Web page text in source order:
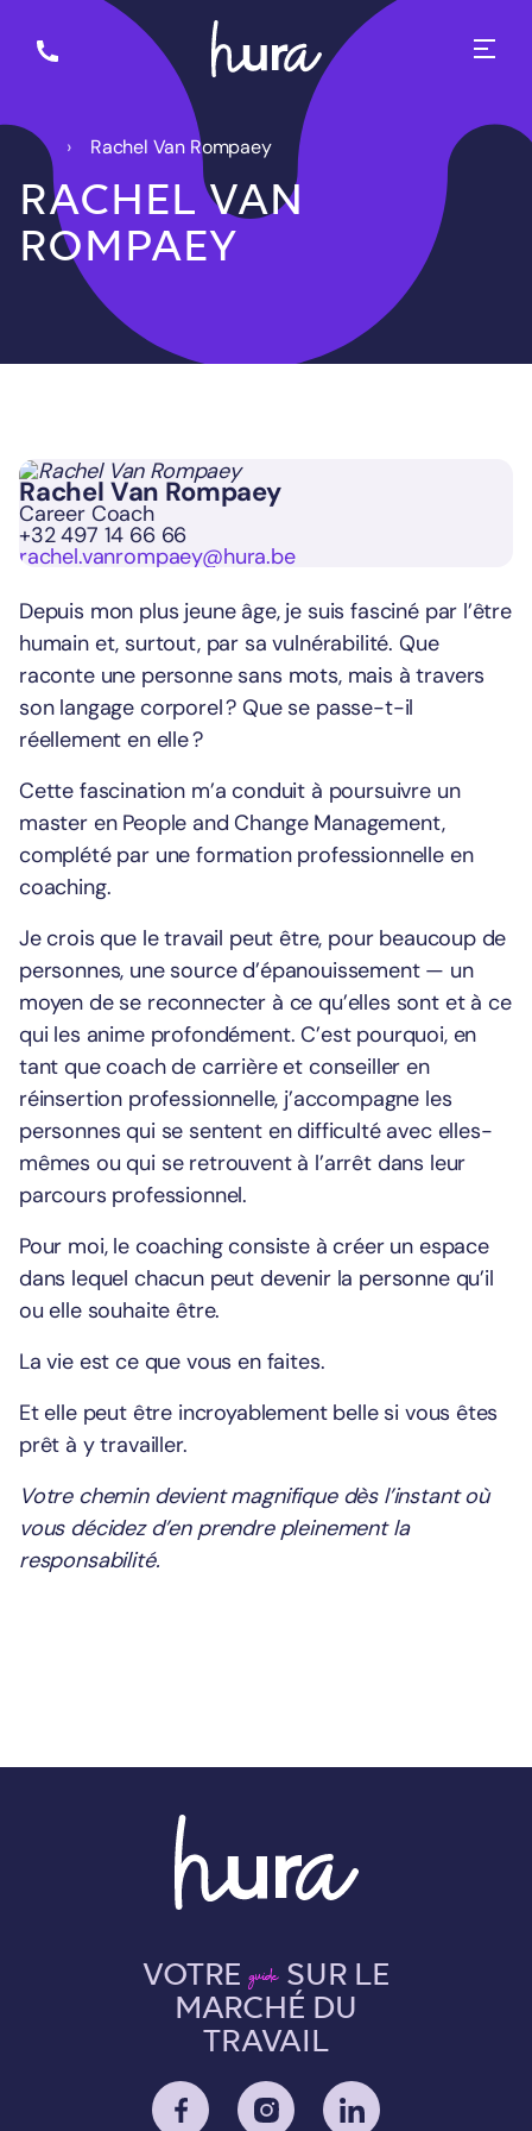
Rachel Van Rompaey
RACHEL VAN
ROMPAEY
Rachel Van Rompaey
Career Coach
+32 497 14 66 66
rachel.vanrompaey@hura.be
Depuis mon plus jeune âge, je suis fasciné par l’être
humain et, surtout, par sa vulnérabilité. Que
raconte une personne sans mots, mais à travers
son langage corporel ? Que se passe-t-il
réellement en elle ?
Cette fascination m’a conduit à poursuivre un
master en People and Change Management,
complété par une formation professionnelle en
coaching.
Je crois que le travail peut être, pour beaucoup de
personnes, une source d’épanouissement — un
moyen de se reconnecter à ce qu’elles sont et à ce
qui les anime profondément. C’est pourquoi, en
tant que coach de carrière et conseiller en
réinsertion professionnelle, j’accompagne les
personnes qui se sentent en difficulté avec elles-
mêmes ou qui se retrouvent à l’arrêt dans leur
parcours professionnel.
Pour moi, le coaching consiste à créer un espace
dans lequel chacun peut devenir la personne qu’il
ou elle souhaite être.
La vie est ce que vous en faites.
Et elle peut être incroyablement belle si vous êtes
prêt à y travailler.
Votre chemin devient magnifique dès l’instant où
vous décidez d’en prendre pleinement la
responsabilité.
VOTRE guide SUR LE
MARCHÉ DU
TRAVAIL